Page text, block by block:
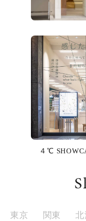
ファッションテイスト
着用シーン
４℃
東京 関東